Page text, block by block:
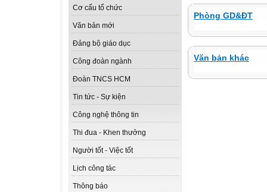
Cơ cấu tổ chức
Văn bản mới
Đảng bộ giáo dục
Công đoàn ngành
Đoàn TNCS HCM
Tin tức - Sự kiện
Công nghệ thông tin
Thi đua - Khen thưởng
Người tốt - Việc tốt
Lịch công tác
Thông báo
Phòng GD&ĐT
Văn bản khác